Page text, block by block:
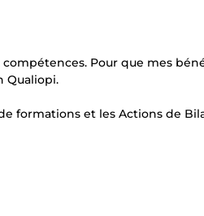
Pour que mes
Qualiopi.
formations et les Actions de